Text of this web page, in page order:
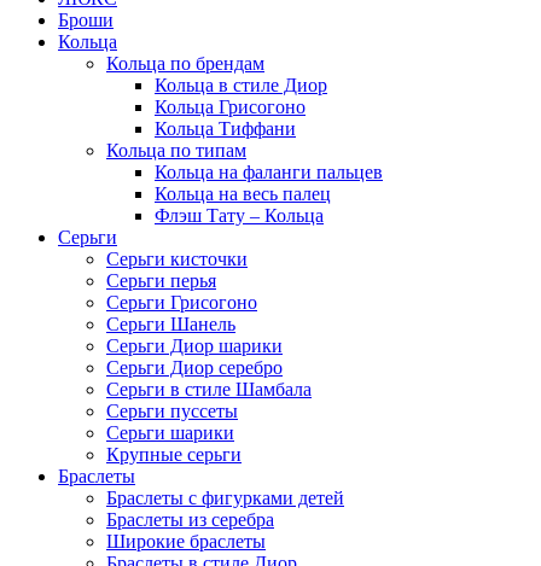
Броши
Кольца
Кольца по брендам
Кольца в стиле Диор
Кольца Грисогоно
Кольца Тиффани
Кольца по типам
Кольца на фаланги пальцев
Кольца на весь палец
Флэш Тату – Кольца
Серьги
Серьги кисточки
Серьги перья
Серьги Грисогоно
Серьги Шанель
Серьги Диор шарики
Серьги Диор серебро
Серьги в стиле Шамбала
Серьги пуссеты
Серьги шарики
Крупные серьги
Браслеты
Браслеты с фигурками детей
Браслеты из серебра
Широкие браслеты